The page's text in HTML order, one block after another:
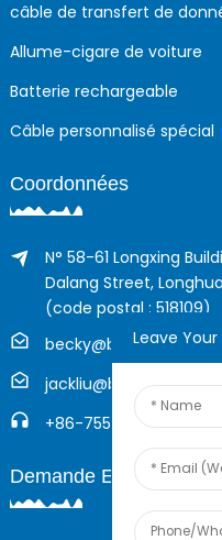
câble de transfert de
Allume-cigare de voiture
Batterie rechargeable
Câble personnalisé spécial
Coordonnées
N° 58-61 Longxing
Dalang Street,
(code postal : 518109)
+86-755-21014277
Demande En Ligne
Leave